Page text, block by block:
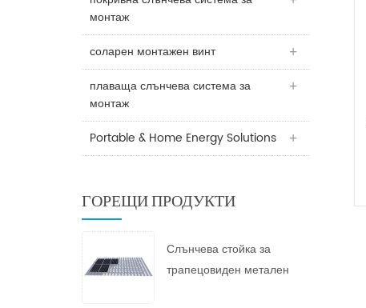
монтаж
соларен монтажен винт
плаваща слънчева система за
монтаж
Portable & Home Energy Solutions
ГОРЕЩИ ПРОДУКТИ
Слънчева стойка за
трапецовиден метален